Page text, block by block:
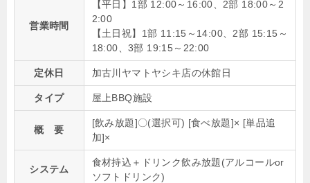
営業時間
【平日】1部 12:00～16:00、2部 18:00～2
2:00
【土日祝】1部 11:15～14:00、2部 15:15～
18:00、3部 19:15～22:00
定休日 加古川ヤマトヤシキ店の休館日
タイプ 屋上BBQ施設
概 要
[飲み放題]〇(選択可) [食べ放題]× [単品追
加]×
システム
食材持込＋ドリンク飲み放題(アルコールor
ソフトドリンク)